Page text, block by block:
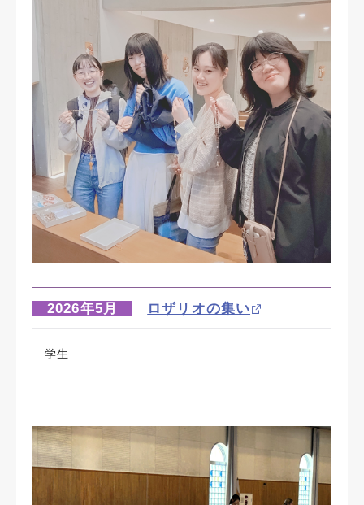
2026年5月 ロザリオの集い
学生